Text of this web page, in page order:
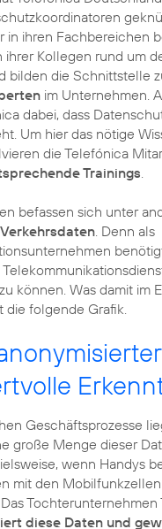
in ihren Fachbereichen
ihrer Kollegen rund um
bilden die Schnittstelle
im Unternehmen.
dabei, dass
Um hier das nötige
die Telefónica
Trainings
befassen sich unter
. Denn als
können. Was damit im
die folgende Grafik.
Geschäftsprozesse
große Menge dieser
wenn Handys
mit den Mobilfunkzellen
Tochterunternehmen
diese Daten und